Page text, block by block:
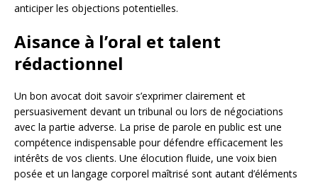
anticiper les objections potentielles.
Aisance à l’oral et talent
rédactionnel
Un bon avocat doit savoir s’exprimer clairement et
persuasivement devant un tribunal ou lors de négociations
avec la partie adverse. La prise de parole en public est une
compétence indispensable pour défendre efficacement les
intérêts de vos clients. Une élocution fluide, une voix bien
posée et un langage corporel maîtrisé sont autant d’éléments